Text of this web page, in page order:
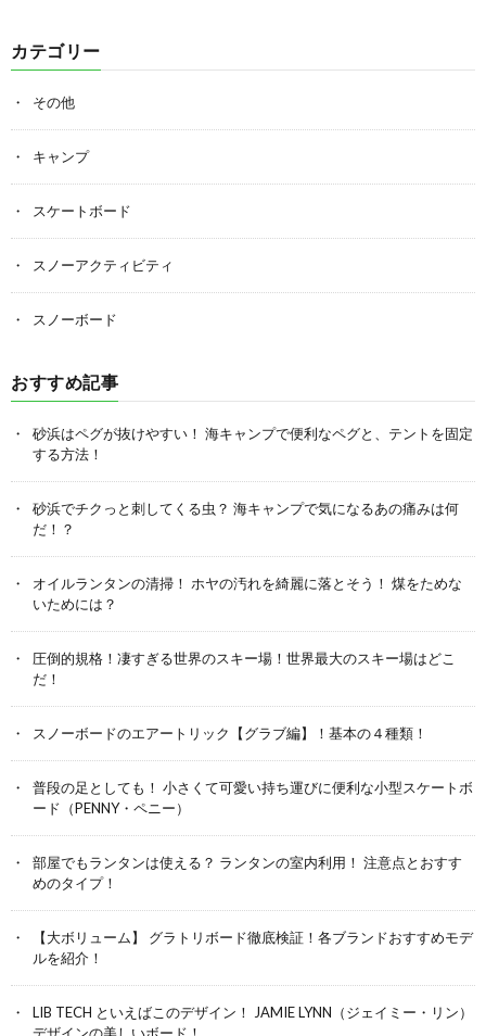
カテゴリー
その他
キャンプ
スケートボード
スノーアクティビティ
スノーボード
おすすめ記事
砂浜はペグが抜けやすい！ 海キャンプで便利なペグと、テントを固定
する方法！
砂浜でチクっと刺してくる虫？ 海キャンプで気になるあの痛みは何
だ！？
オイルランタンの清掃！ ホヤの汚れを綺麗に落とそう！ 煤をためな
いためには？
圧倒的規格！凄すぎる世界のスキー場！世界最大のスキー場はどこ
だ！
スノーボードのエアートリック【グラブ編】！基本の４種類！
普段の足としても！ 小さくて可愛い持ち運びに便利な小型スケートボ
ード（PENNY・ペニー）
部屋でもランタンは使える？ ランタンの室内利用！ 注意点とおすす
めのタイプ！
【大ボリューム】 グラトリボード徹底検証！各ブランドおすすめモデ
ルを紹介！
LIB TECH といえばこのデザイン！ JAMIE LYNN（ジェイミー・リン）